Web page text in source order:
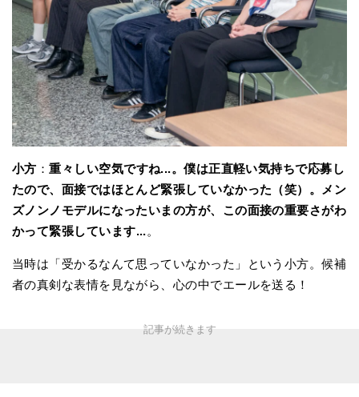
小方 ：重々しい空気ですね...。僕は正直軽い気持ちで応募し
たので、面接ではほとんど緊張していなかった（笑）。メン
ズノンノモデルになったいまの方が、この面接の重要さがわ
かって緊張しています...。
当時は「受かるなんて思っていなかった」という小方。候補
者の真剣な表情を見ながら、心の中でエールを送る！